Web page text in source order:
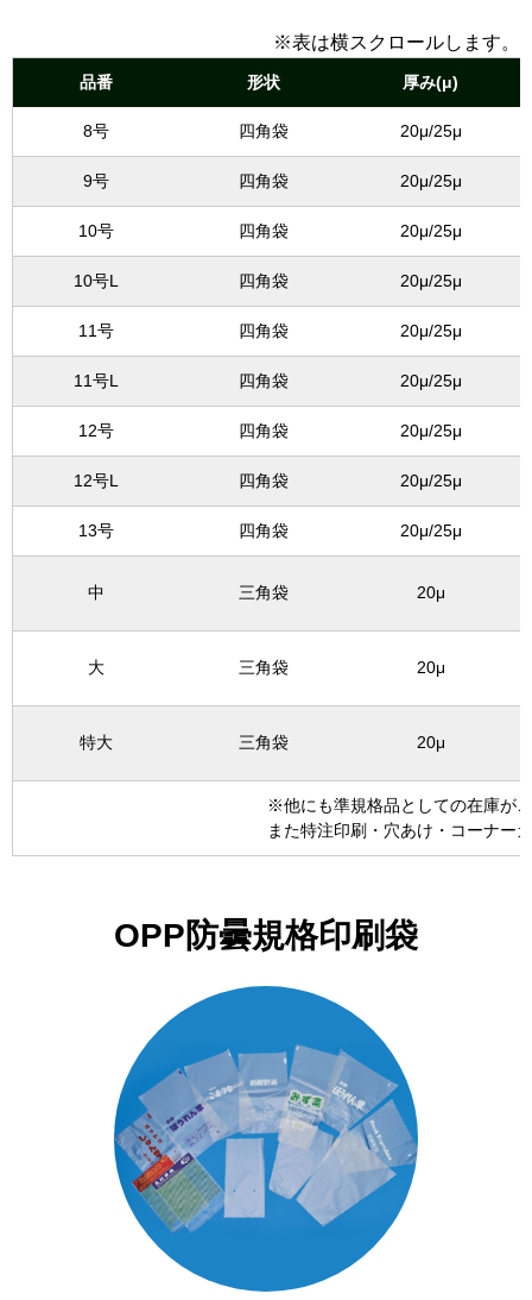
※表は横スクロールします。
品番 形状 厚み(μ)
8号 四角袋 20μ/25μ
9号 四角袋 20μ/25μ
10号 四角袋 20μ/25μ
10号L 四角袋 20μ/25μ
11号 四角袋 20μ/25μ
11号L 四角袋 20μ/25μ
12号 四角袋 20μ/25μ
12号L 四角袋 20μ/25μ
13号 四角袋 20μ/25μ
中 三角袋 20μ
大 三角袋 20μ
特大 三角袋 20μ
※他にも準規格品としての在庫が
また特注印刷・穴あけ・コーナー
OPP防曇規格印刷袋